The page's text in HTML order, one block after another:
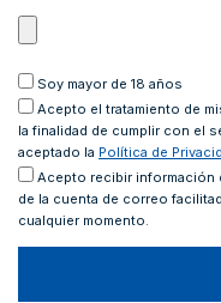
Soy mayor de 18 años
Acepto el tratamiento de
la finalidad de cumplir con el
aceptado la Política de
Acepto recibir información
de la cuenta de correo
cualquier momento.